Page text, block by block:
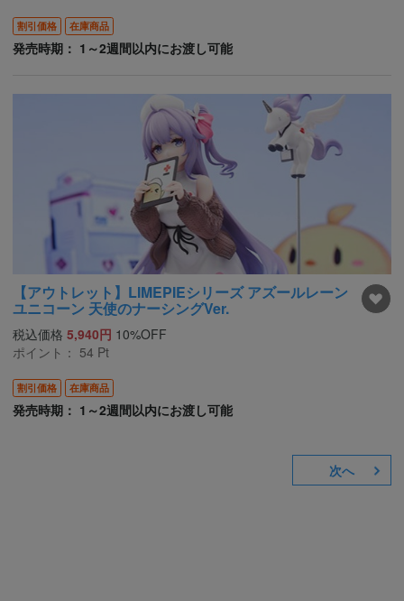
割引価格 在庫商品
発売時期： 1～2週間以内にお渡し可能
【アウトレット】LIMEPIEシリーズ アズールレーン
ユニコーン 天使のナーシングVer.
税込価格 5,940円 10%OFF
ポイント： 54 Pt
割引価格 在庫商品
発売時期： 1～2週間以内にお渡し可能
次へ